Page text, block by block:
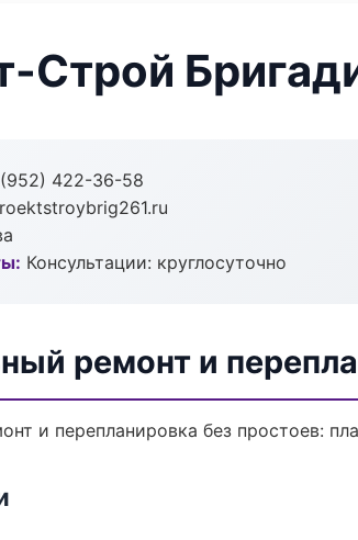
Строй
422-36-58
Консультации: круглосуточно
ремонт и
и перепланировка без простоев: